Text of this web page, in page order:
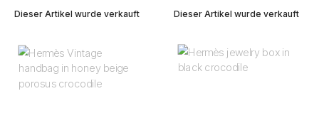
Dieser Artikel wurde verkauft
Dieser Artikel wurde verkauft